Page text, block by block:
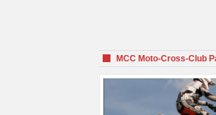
MCC Moto-Cross-Club